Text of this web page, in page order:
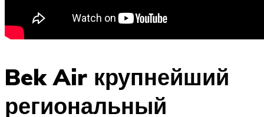
Bek Air крупнейший
региональный